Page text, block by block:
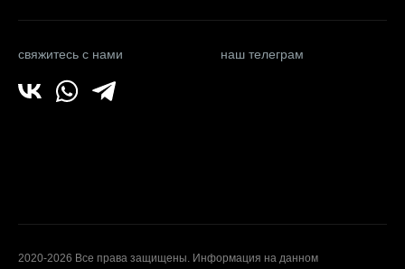
свяжитесь с нами наш телеграм
2020-2026 Все права защищены. Информация на данном